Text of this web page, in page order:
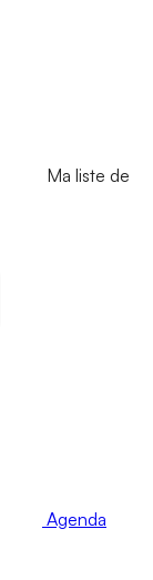
Ma liste de
Agenda